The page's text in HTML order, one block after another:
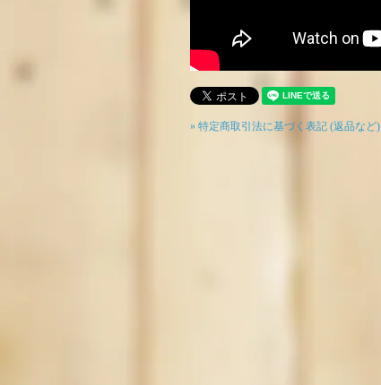
» 特定商取引法に基づく表記 (返品など)